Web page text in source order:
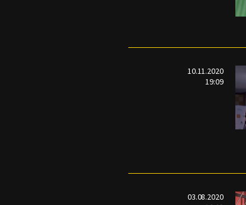
10.11.2020
19:09
03.08.2020